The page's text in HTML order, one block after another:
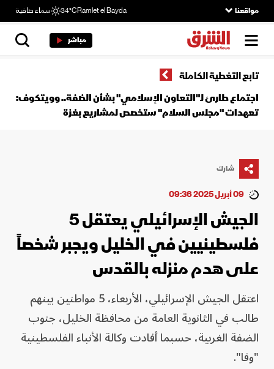
مواقعنا Ramlet el Bayda
34°C سماء صافية
مباشر
تابع التغطية الكاملة
اجتماع طارئ لـ"التعاون الإسلامي" بشأن الضفة.. وويتكوف:
تعهدات "مجلس السلام" ستخصص لمشاريع بغزة
شارك
09 أبريل 2025 09:36
الجيش الإسرائيلي يعتقل 5
فلسطينيين في الخليل ويجبر شخصاً
على هدم منزله بالقدس
اعتقل الجيش الإسرائيلي، الأربعاء، 5 مواطنين بينهم
طالب في الثانوية العامة من محافظة الخليل، جنوب
الضفة الغربية، حسبما أفادت وكالة الأنباء الفلسطينية
"وفا".